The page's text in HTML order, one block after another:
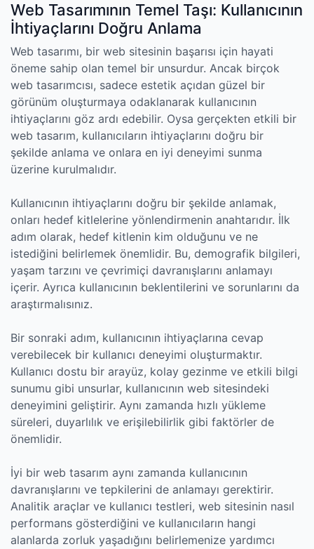
Web Tasarımının Temel Taşı: Kullanıcının
İhtiyaçlarını Doğru Anlama
Web tasarımı, bir web sitesinin başarısı için hayati
öneme sahip olan temel bir unsurdur. Ancak birçok
web tasarımcısı, sadece estetik açıdan güzel bir
görünüm oluşturmaya odaklanarak kullanıcının
ihtiyaçlarını göz ardı edebilir. Oysa gerçekten etkili bir
web tasarım, kullanıcıların ihtiyaçlarını doğru bir
şekilde anlama ve onlara en iyi deneyimi sunma
üzerine kurulmalıdır.
Kullanıcının ihtiyaçlarını doğru bir şekilde anlamak,
onları hedef kitlelerine yönlendirmenin anahtarıdır. İlk
adım olarak, hedef kitlenin kim olduğunu ve ne
istediğini belirlemek önemlidir. Bu, demografik bilgileri,
yaşam tarzını ve çevrimiçi davranışlarını anlamayı
içerir. Ayrıca kullanıcının beklentilerini ve sorunlarını da
araştırmalısınız.
Bir sonraki adım, kullanıcının ihtiyaçlarına cevap
verebilecek bir kullanıcı deneyimi oluşturmaktır.
Kullanıcı dostu bir arayüz, kolay gezinme ve etkili bilgi
sunumu gibi unsurlar, kullanıcının web sitesindeki
deneyimini geliştirir. Aynı zamanda hızlı yükleme
süreleri, duyarlılık ve erişilebilirlik gibi faktörler de
önemlidir.
İyi bir web tasarım aynı zamanda kullanıcının
davranışlarını ve tepkilerini de anlamayı gerektirir.
Analitik araçlar ve kullanıcı testleri, web sitesinin nasıl
performans gösterdiğini ve kullanıcıların hangi
alanlarda zorluk yaşadığını belirlemenize yardımcı